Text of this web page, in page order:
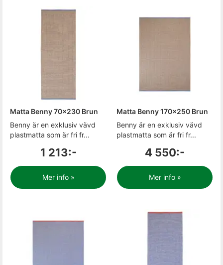
Matta Benny 70x230 Brun
Benny är en exklusiv vävd
plastmatta som är fri fr...
1 213:-
Mer info »
Matta Benny 170x250 Brun
Benny är en exklusiv vävd
plastmatta som är fri fr...
4 550:-
Mer info »